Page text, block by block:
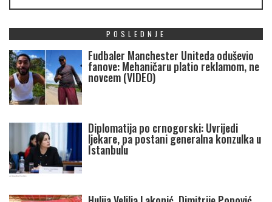
POSLEDNJE
Fudbaler Manchester Uniteda oduševio
fanove: Mehaničaru platio reklamom, ne
novcem (VIDEO)
Diplomatija po crnogorski: Uvrijedi
ljekare, pa postani generalna konzulka u
Istanbulu